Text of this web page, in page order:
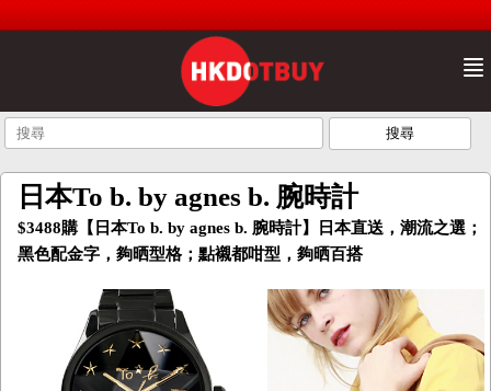
日本To b. by agnes b. 腕時計
$3488購【日本To b. by agnes b. 腕時計】日本直送，潮流之選；
黑色配金字，夠晒型格；點襯都咁型，夠晒百搭